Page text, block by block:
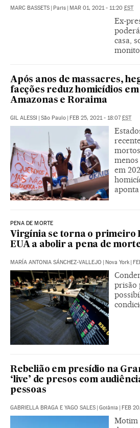
MARC BASSETS | Paris | MAR 01, 2021 - 11:20 EST
Ex-
casa,
Após anos de massacres,
facções reduz homicídios
Amazonas e Roraima
GIL ALESSI | São Paulo | FEB 25, 2021 - 18:07EST
em
PENA DE MORTE
Virgínia se torna o primeiro
EUA a abolir a pena de
MARÍA ANTONIA SÁNCHEZ-VALLEJO | Nova York |
prisão
Rebelião em presídio na
‘live’ de presos com
pessoas
GABRIELLA BRAGA E YAGO SALES | Goiânia | FEB
Motim